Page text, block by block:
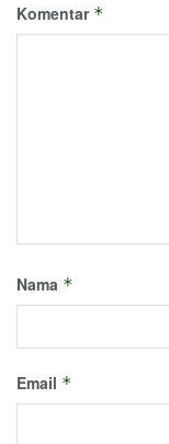
Komentar *
Nama *
Email *